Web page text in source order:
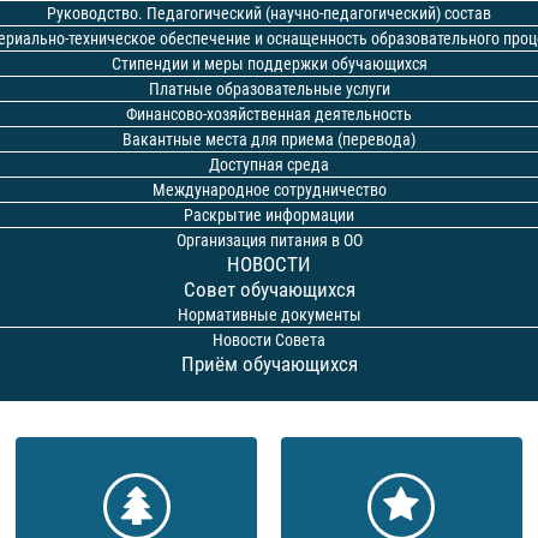
Руководство. Педагогический (научно-педагогический) состав
техническое обеспечение и оснащенность образовательного
Стипендии и меры поддержки обучающихся
Платные образовательные услуги
Финансово-хозяйственная деятельность
Вакантные места для приема (перевода)
Доступная среда
Международное сотрудничество
Раскрытие информации
Организация питания в ОО
НОВОСТИ
Совет обучающихся
Нормативные документы
Новости Совета
Приём обучающихся